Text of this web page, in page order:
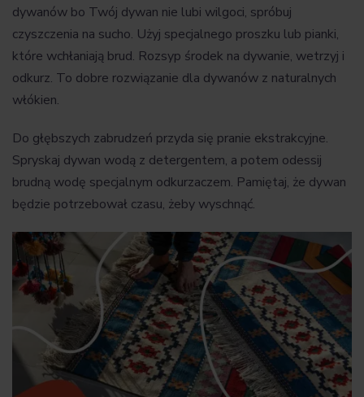
dywanów bo Twój dywan nie lubi wilgoci, spróbuj
czyszczenia na sucho. Użyj specjalnego proszku lub pianki,
które wchłaniają brud. Rozsyp środek na dywanie, wetrzyj i
odkurz. To dobre rozwiązanie dla dywanów z naturalnych
włókien.
Do głębszych zabrudzeń przyda się pranie ekstrakcyjne.
Spryskaj dywan wodą z detergentem, a potem odessij
brudną wodę specjalnym odkurzaczem. Pamiętaj, że dywan
będzie potrzebował czasu, żeby wyschnąć.